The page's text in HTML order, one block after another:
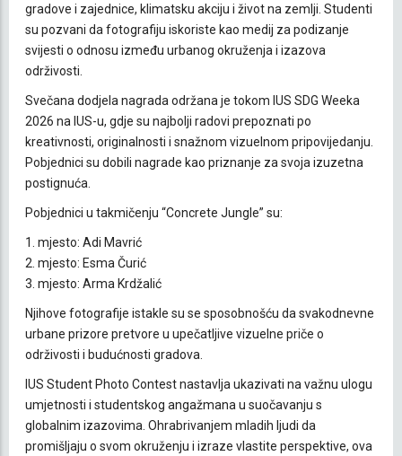
gradove i zajednice, klimatsku akciju i život na zemlji. Studenti
su pozvani da fotografiju iskoriste kao medij za podizanje
svijesti o odnosu između urbanog okruženja i izazova
održivosti.
Svečana dodjela nagrada održana je tokom IUS SDG Weeka
2026 na IUS-u, gdje su najbolji radovi prepoznati po
kreativnosti, originalnosti i snažnom vizuelnom pripovijedanju.
Pobjednici su dobili nagrade kao priznanje za svoja izuzetna
postignuća.
Pobjednici u takmičenju “Concrete Jungle” su:
1. mjesto: Adi Mavrić
2. mjesto: Esma Čurić
3. mjesto: Arma Krdžalić
Njihove fotografije istakle su se sposobnošću da svakodnevne
urbane prizore pretvore u upečatljive vizuelne priče o
održivosti i budućnosti gradova.
IUS Student Photo Contest nastavlja ukazivati na važnu ulogu
umjetnosti i studentskog angažmana u suočavanju s
globalnim izazovima. Ohrabrivanjem mladih ljudi da
promišljaju o svom okruženju i izraze vlastite perspektive, ova